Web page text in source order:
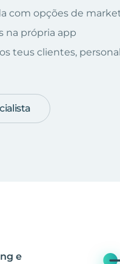
com opções de
na própria app
teus clientes,
e